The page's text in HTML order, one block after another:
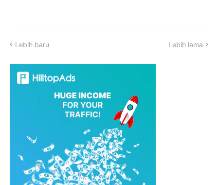
Lebih baru Lebih lama